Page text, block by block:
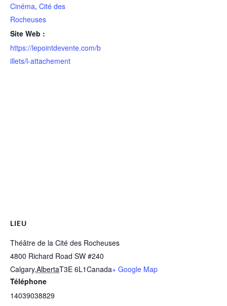
Cinéma, Cité des
Rocheuses
Site Web :
https://lepointdevente.com/b
illets/l-attachement
LIEU
Théâtre de la Cité des Rocheuses
4800 Richard Road SW #240
Calgary,AlbertaT3E 6L1Canada+ Google Map
Téléphone
14039038829